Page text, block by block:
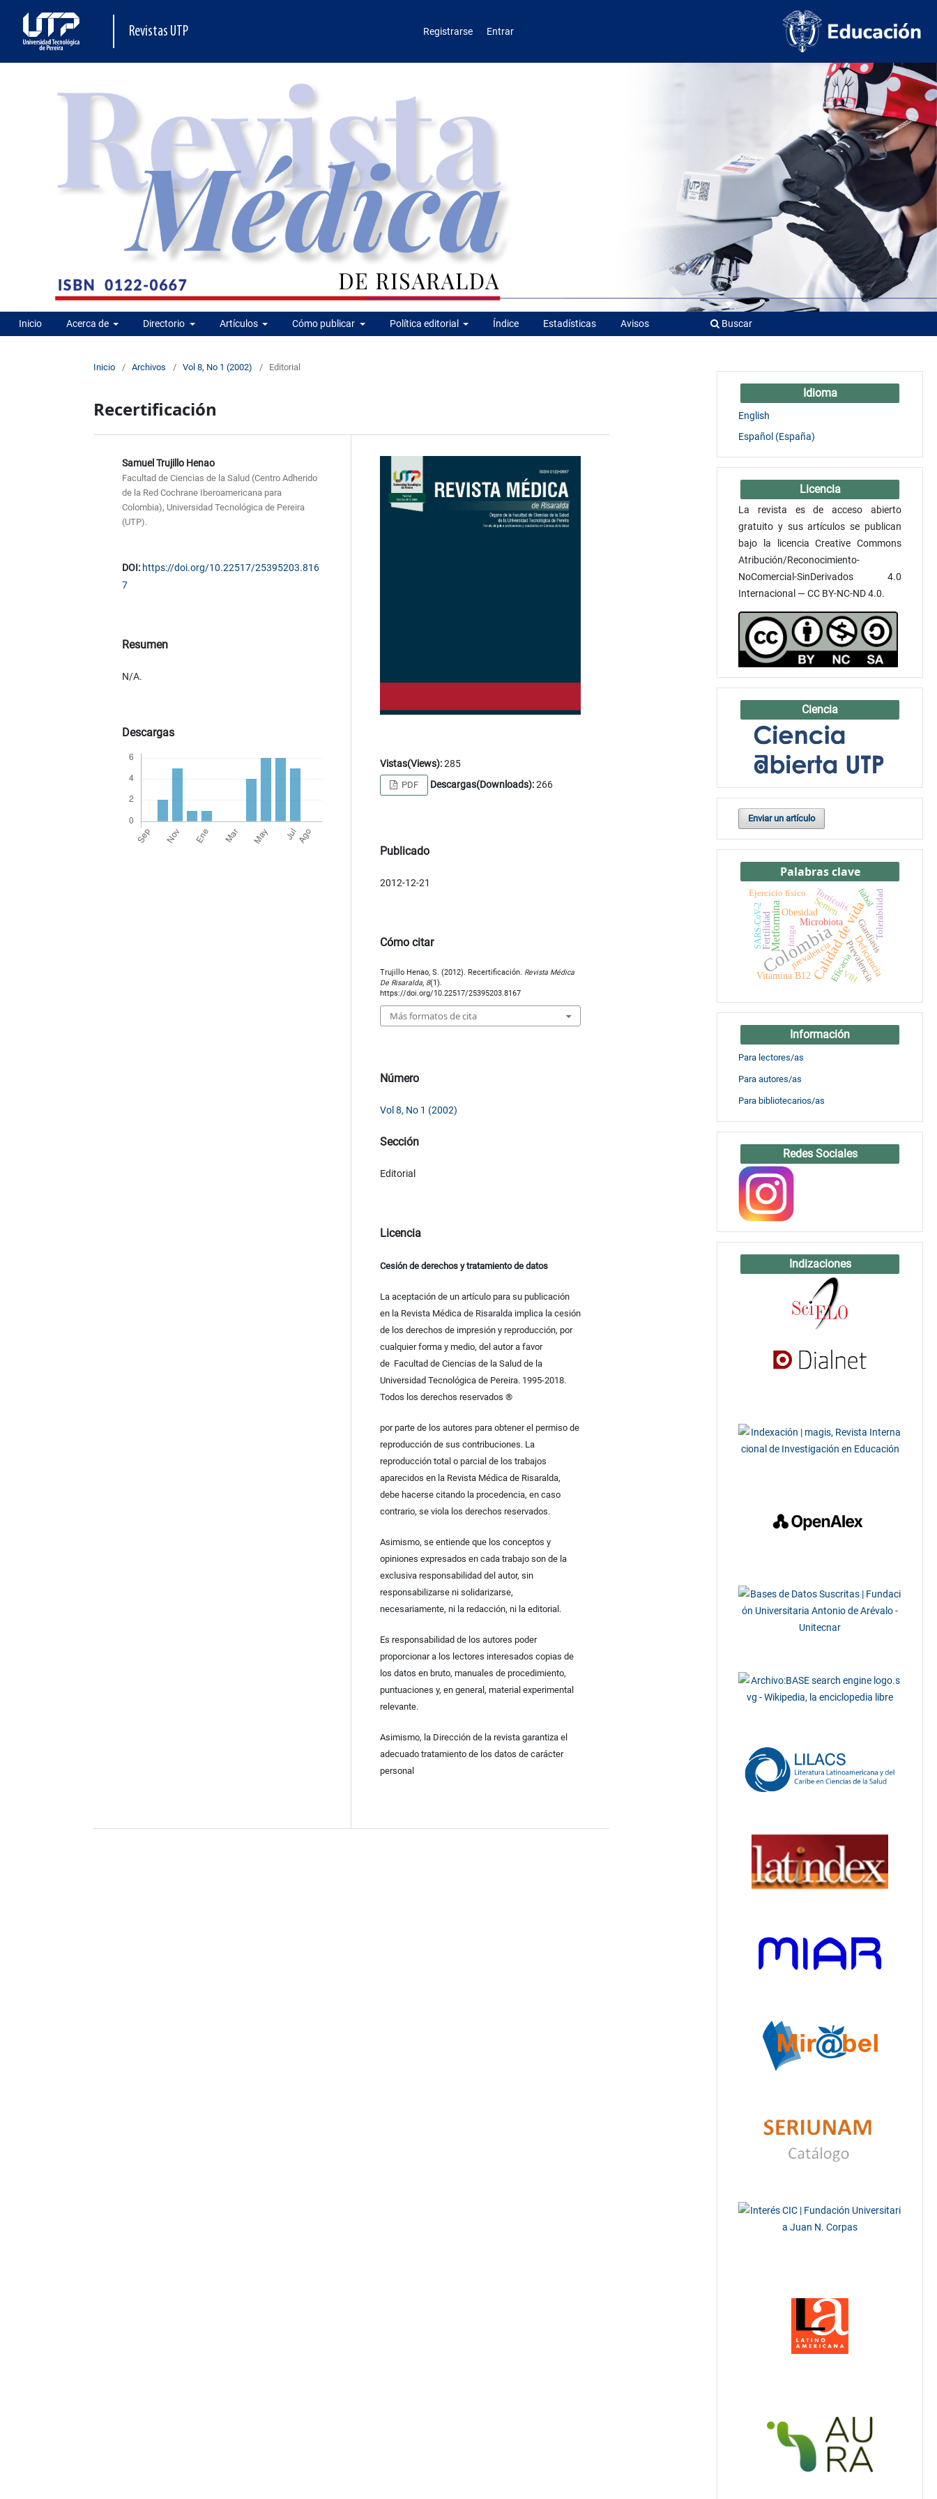
Revistas UTP Registrarse Entrar
Inicio Acerca de Directorio Artículos Cómo publicar Política editorial Índice Estadísticas Avisos Buscar
Inicio / Archivos / Vol 8, No 1 (2002) / Editorial
Recertificación
Samuel Trujillo Henao
Facultad de Ciencias de la Salud (Centro Adherido
de la Red Cochrane Iberoamericana para
Colombia), Universidad Tecnológica de Pereira
(UTP).
DOI: https://doi.org/10.22517/25395203.816
7
Resumen
N/A.
Descargas
Vistas(Views):285
PDF Descargas(Downloads):266
Publicado
2012-12-21
Cómo citar
Trujillo Henao, S. (2012). Recertificación. Revista Médica
De Risaralda, 8(1).
https://doi.org/10.22517/25395203.8167
Más formatos de cita
Número
Vol 8, No 1 (2002)
Sección
Editorial
Licencia
Cesión de derechos y tratamiento de datos
La aceptación de un artículo para su publicación
en la Revista Médica de Risaralda implica la cesión
de los derechos de impresión y reproducción, por
cualquier forma y medio, del autor a favor
de Facultad de Ciencias de la Salud de la
Universidad Tecnológica de Pereira. 1995-2018.
Todos los derechos reservados ®
por parte de los autores para obtener el permiso de
reproducción de sus contribuciones. La
reproducción total o parcial de los trabajos
aparecidos en la Revista Médica de Risaralda,
debe hacerse citando la procedencia, en caso
contrario, se viola los derechos reservados.
Asimismo, se entiende que los conceptos y
opiniones expresados en cada trabajo son de la
exclusiva responsabilidad del autor, sin
responsabilizarse ni solidarizarse,
necesariamente, ni la redacción, ni la editorial.
Es responsabilidad de los autores poder
proporcionar a los lectores interesados copias de
los datos en bruto, manuales de procedimiento,
puntuaciones y, en general, material experimental
relevante.
Asimismo, la Dirección de la revista garantiza el
adecuado tratamiento de los datos de carácter
personal
Idioma
English
Español (España)
Licencia
La revista es de acceso abierto
gratuito y sus artículos se publican
bajo la licencia Creative Commons
Atribución/Reconocimiento-
NoComercial-SinDerivados 4.0
Internacional — CC BY-NC-ND 4.0.
Ciencia
Enviar un artículo
Palabras clave
ColombiaCalidad de vida
Metformina Microbiota
ObesidadSemen
Fertilidad
Prevalencia
Vitamina B12 Deficiencia
fatiga Giardiasis
Eficacia
Tolerabilidad
Tortícolis
prevalencia
Ejercicio físico
VIH
fútbol
SARS-CoV-2
Información
Para lectores/as
Para autores/as
Para bibliotecarios/as
Redes Sociales
Indizaciones